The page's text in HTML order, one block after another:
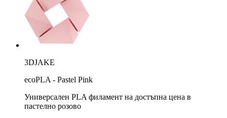
3DJAKE
ecoPLA - Pastel Pink
Универсален PLA филамент на достъпна цена в
пастелно розово